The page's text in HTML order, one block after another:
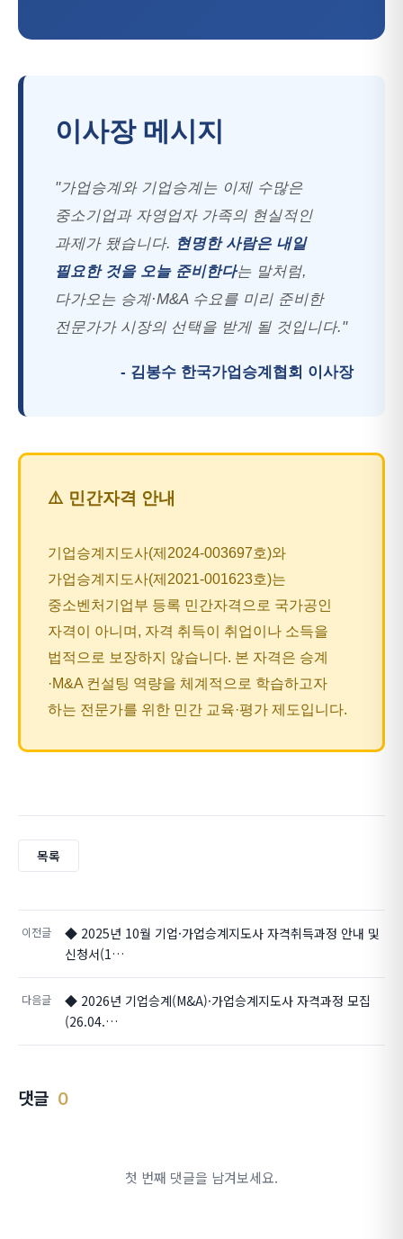
이사장 메시지
"가업승계와 기업승계는 이제 수많은
중소기업과 자영업자 가족의 현실적인
과제가 됐습니다. 현명한 사람은 내일
필요한 것을 오늘 준비한다는 말처럼,
다가오는 승계·M&A 수요를 미리 준비한
전문가가 시장의 선택을 받게 될 것입니다."
- 김봉수 한국가업승계협회 이사장
⚠️ 민간자격 안내
기업승계지도사(제2024-003697호)와
가업승계지도사(제2021-001623호)는
중소벤처기업부 등록 민간자격으로 국가공인
자격이 아니며, 자격 취득이 취업이나 소득을
법적으로 보장하지 않습니다. 본 자격은 승계
·M&A 컨설팅 역량을 체계적으로 학습하고자
하는 전문가를 위한 민간 교육·평가 제도입니다.
목록
이전글
◆ 2025년 10월 기업·가업승계지도사 자격취득과정 안내 및
신청서(1…
다음글
◆ 2026년 기업승계(M&A)·가업승계지도사 자격과정 모집
(26.04.…
댓글 0
첫 번째 댓글을 남겨보세요.